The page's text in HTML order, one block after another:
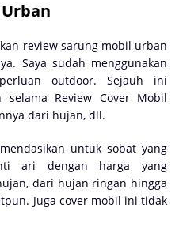
review sarung mobil urban
Saya sudah menggunakan
outdoor. Sejauh ini
Review Cover Mobil
dari hujan, dll.
untuk sobat yang
ari dengan harga yang
dari hujan ringan hingga
Juga cover mobil ini tidak